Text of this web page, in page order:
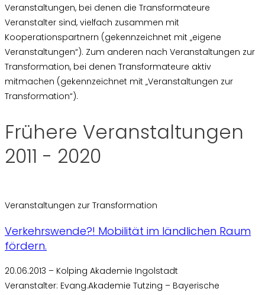
Veranstaltungen, bei denen die Transformateure
Veranstalter sind, vielfach zusammen mit
Kooperationspartnern (gekennzeichnet mit „eigene
Veranstaltungen“). Zum anderen nach Veranstaltungen zur
Transformation, bei denen Transformateure aktiv
mitmachen (gekennzeichnet mit „Veranstaltungen zur
Transformation“).
Frühere Veranstaltungen
2011 - 2020
Veranstaltungen zur Transformation
Verkehrswende?! Mobilität im ländlichen Raum
fördern.
20.06.2013 – Kolping Akademie Ingolstadt
Veranstalter: Evang.Akademie Tutzing – Bayerische